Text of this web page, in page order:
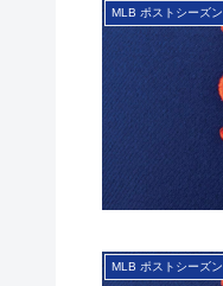
MLB ポストシーズン
MLB ポストシーズン